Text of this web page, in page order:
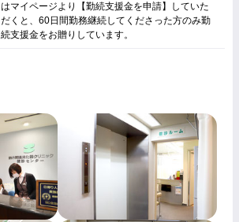
はマイページより【勤続支援金を申請】していた
だくと、60日間勤務継続してくださった方のみ勤
続支援金をお贈りしています。